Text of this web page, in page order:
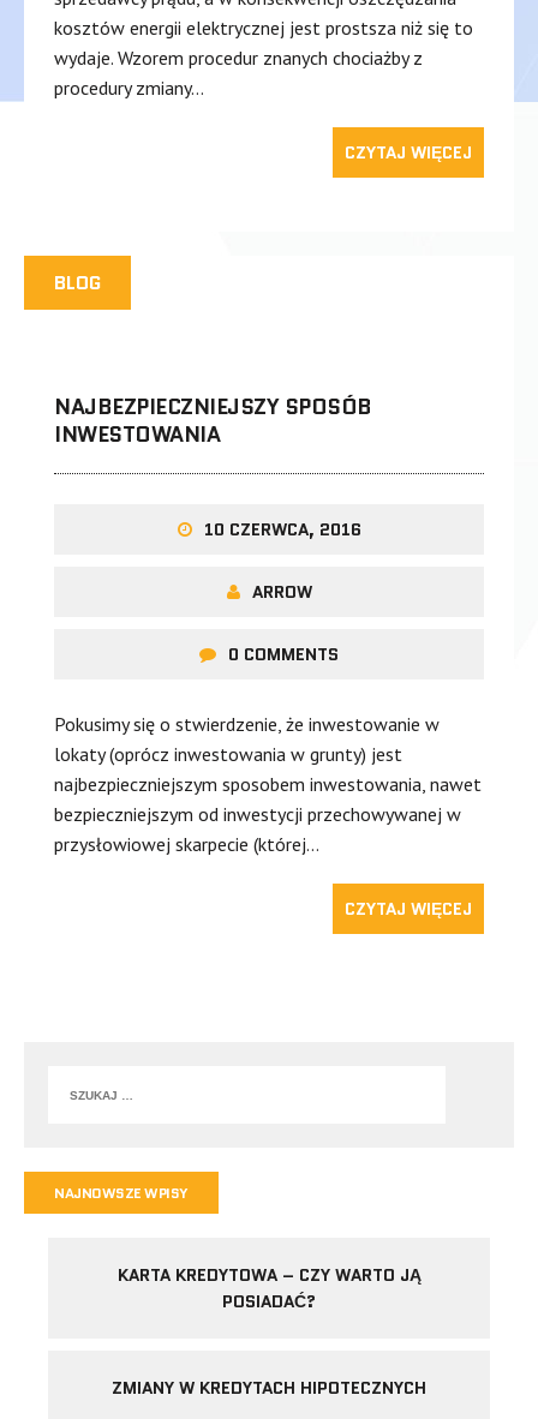
kosztów energii elektrycznej jest prostsza niż się to
wydaje. Wzorem procedur znanych chociażby z
procedury zmiany…
CZYTAJ WIĘCEJ
BLOG
NAJBEZPIECZNIEJSZY SPOSÓB
INWESTOWANIA
10 CZERWCA, 2016
ARROW
0 COMMENTS
Pokusimy się o stwierdzenie, że inwestowanie w
lokaty (oprócz inwestowania w grunty) jest
najbezpieczniejszym sposobem inwestowania, nawet
bezpieczniejszym od inwestycji przechowywanej w
przysłowiowej skarpecie (której…
CZYTAJ WIĘCEJ
NAJNOWSZE WPISY
KARTA KREDYTOWA – CZY WARTO JĄ
POSIADAĆ?
ZMIANY W KREDYTACH HIPOTECZNYCH